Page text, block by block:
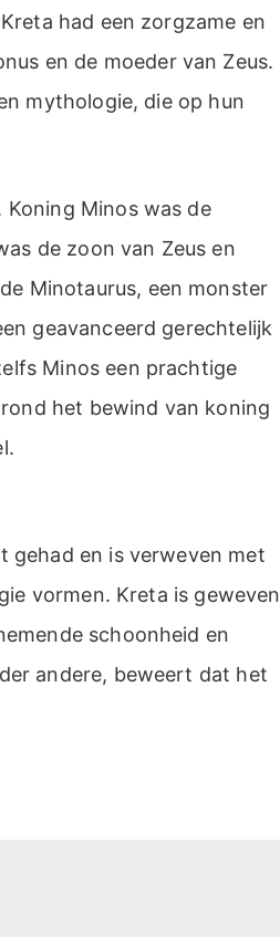
had een zorgzame en
en de moeder van Zeus.
mythologie, die op hun
Minos was de
de zoon van Zeus en
Minotaurus, een monster
geavanceerd gerechtelijk
Minos een prachtige
het bewind van koning
gehad en is verweven met
vormen. Kreta is geweven
schoonheid en
andere, beweert dat het